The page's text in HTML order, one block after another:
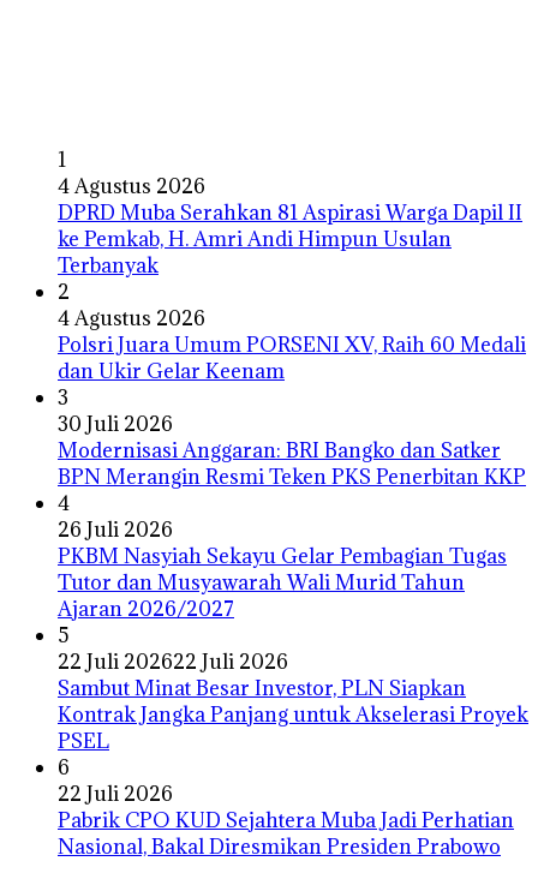
1
4 Agustus 2026
DPRD Muba Serahkan 81 Aspirasi Warga Dapil II
ke Pemkab, H. Amri Andi Himpun Usulan
Terbanyak
2
4 Agustus 2026
Polsri Juara Umum PORSENI XV, Raih 60 Medali
dan Ukir Gelar Keenam
3
30 Juli 2026
Modernisasi Anggaran: BRI Bangko dan Satker
BPN Merangin Resmi Teken PKS Penerbitan KKP
4
26 Juli 2026
PKBM Nasyiah Sekayu Gelar Pembagian Tugas
Tutor dan Musyawarah Wali Murid Tahun
Ajaran 2026/2027
5
22 Juli 202622 Juli 2026
Sambut Minat Besar Investor, PLN Siapkan
Kontrak Jangka Panjang untuk Akselerasi Proyek
PSEL
6
22 Juli 2026
Pabrik CPO KUD Sejahtera Muba Jadi Perhatian
Nasional, Bakal Diresmikan Presiden Prabowo